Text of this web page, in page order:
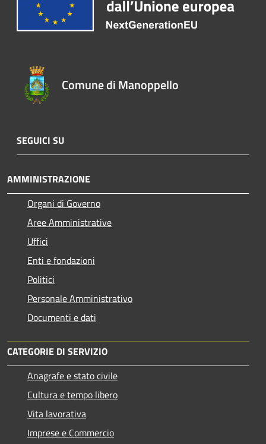
Comune di Manoppello
SEGUICI SU
AMMINISTRAZIONE
Organi di Governo
Aree Amministrative
Uffici
Enti e fondazioni
Politici
Personale Amministrativo
Documenti e dati
CATEGORIE DI SERVIZIO
Anagrafe e stato civile
Cultura e tempo libero
Vita lavorativa
Imprese e Commercio